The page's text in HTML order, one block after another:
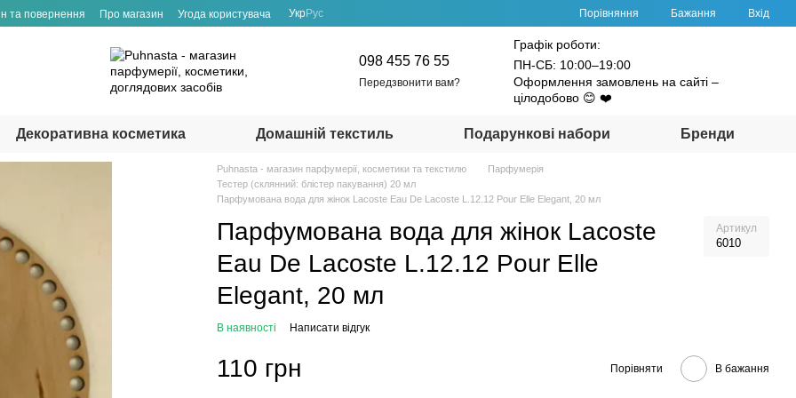
та повернення Про магазин Угода користувача УкрРус Порівняння Бажання Вхід
098 455 76 55
Передзвонити вам?
Графік роботи:
ПН-СБ: 10:00–19:00
Оформлення замовлень на сайті –
цілодобово 😊 ❤️
Декоративна косметика Домашній текстиль Подарункові набори Бренди
Puhnasta - магазин парфумерії, косметики та текстилю
Парфумерія
Тестер (склянний: блістер пакування) 20 мл
Парфумована вода для жінок Lacoste Eau De Lacoste L.12.12 Pour Elle Elegant, 20 мл
Парфумована вода для жінок Lacoste
Eau De Lacoste L.12.12 Pour Elle
Elegant, 20 мл
Артикул
6010
В наявності Написати відгук
110 грн Порівняти В бажання